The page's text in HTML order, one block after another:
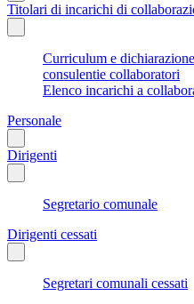
Titolari di incarichi di
Curriculum e
consulentie collaboratori
Elenco incarichi a
Personale
Dirigenti
Segretario comunale
Dirigenti cessati
Segretari comunali cessati